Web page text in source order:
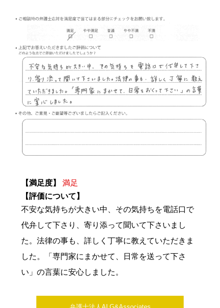
【満足度】
満足
【評価について】
不安な気持ちが大きい中、その気持ちを電話口で
代弁して下さり、寄り添って聞いて下さいまし
た。法律の事も、詳しく丁寧に教えていただきま
した。「専門家にまかせて、日常を送って下さ
い」の言葉に安心しました。